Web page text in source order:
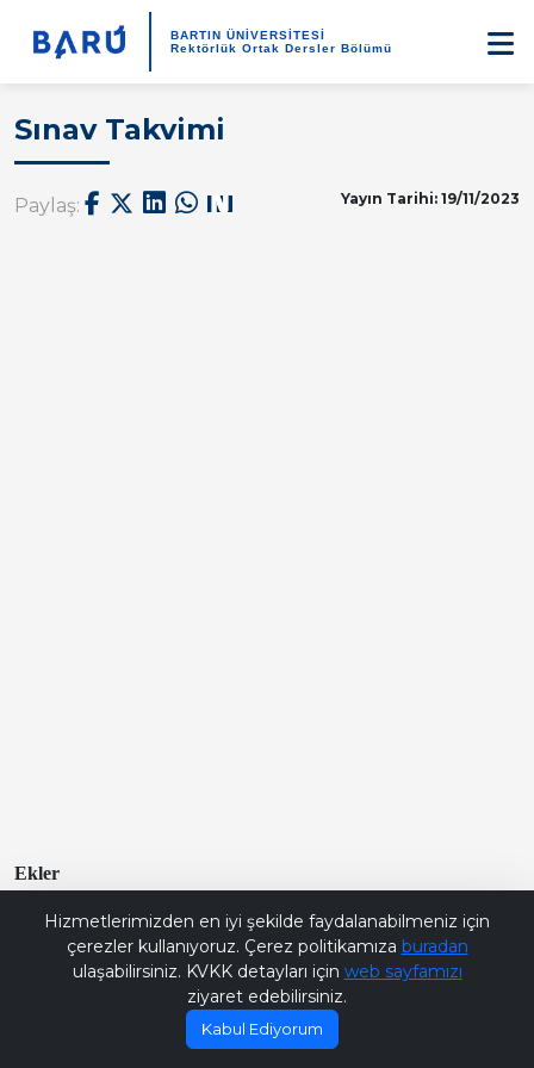
BARTIN ÜNİVERSİTESİ
Rektörlük Ortak Dersler Bölümü
Sınav Takvimi
Paylaş: Yayın Tarihi: 19/11/2023
Ekler
20232024-guz-ara-sinav(1).pdf
Hizmetlerimizden en iyi şekilde faydalanabilmeniz için
çerezler kullanıyoruz. Çerez politikamıza buradan
ulaşabilirsiniz. KVKK detayları için web sayfamızı
ziyaret edebilirsiniz.
Kabul Ediyorum
Bana Soru Sor | Ask Me